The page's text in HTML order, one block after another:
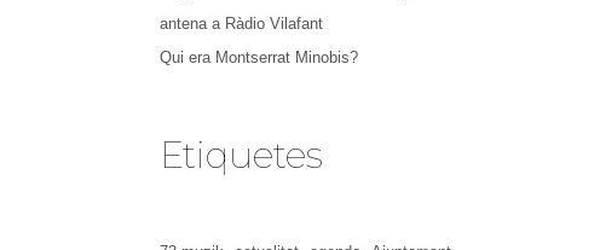
antena a Ràdio Vilafant
Qui era Montserrat Minobis?
Etiquetes